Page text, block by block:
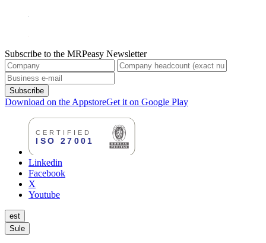
Subscribe to the MRPeasy Newsletter
Subscribe
Download on the AppstoreGet it on Google Play
Linkedin
Facebook
X
Youtube
est
Sule